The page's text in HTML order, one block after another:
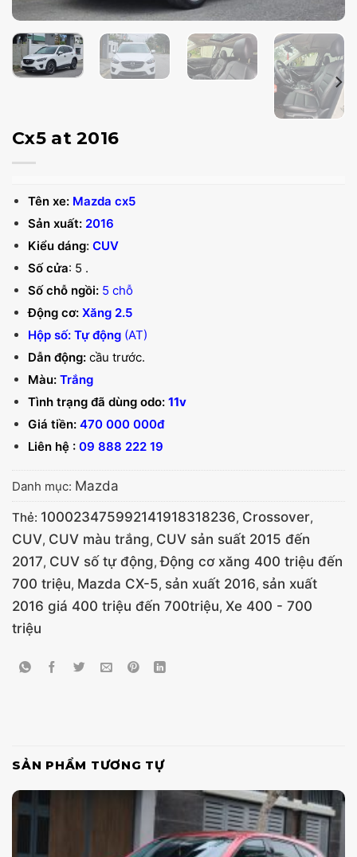
Cx5 at 2016
Tên xe: Mazda cx5
Sản xuất: 2016
Kiểu dáng:CUV
Số cửa: 5 .
Số chỗ ngồi: 5 chỗ
Động cơ: Xăng 2.5
Hộp số: Tự động(AT)
Dẫn động:cầu trước.
Màu: Trắng
Tình trạng đã dùng odo: 11v
Giá tiền: 470 000 000đ
Liên hệ : 09 888 222 19
Danh mục: Mazda
Thẻ: 100023475992141918318236, Crossover,
CUV, CUV màu trắng, CUV sản suất 2015 đến
2017, CUV số tự động,Động cơ xăng 400 triệu đến
700 triệu, Mazda CX-5, sản xuất 2016, sản xuất
2016 giá 400 triệu đến 700triệu, Xe 400 - 700
triệu
SẢN PHẨM TƯƠNG TỰ